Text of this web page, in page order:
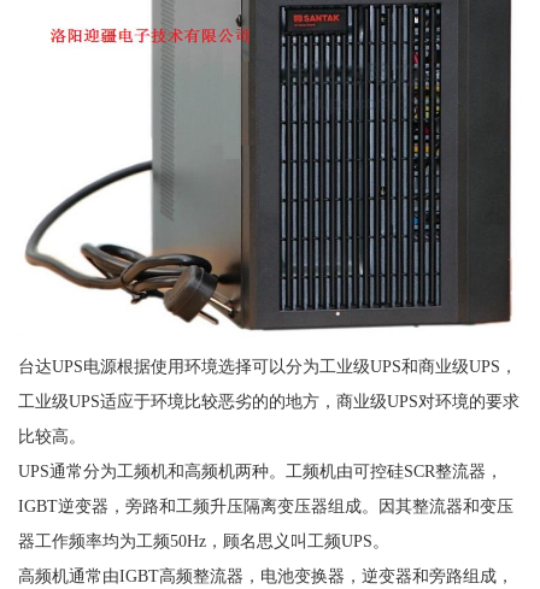
台达UPS电源根据使用环境选择可以分为工业级UPS和商业级UPS，
工业级UPS适应于环境比较恶劣的的地方，商业级UPS对环境的要求
比较高。
UPS通常分为工频机和高频机两种。工频机由可控硅SCR整流器，
IGBT逆变器，旁路和工频升压隔离变压器组成。因其整流器和变压
器工作频率均为工频50Hz，顾名思义叫工频UPS。
高频机通常由IGBT高频整流器，电池变换器，逆变器和旁路组成，